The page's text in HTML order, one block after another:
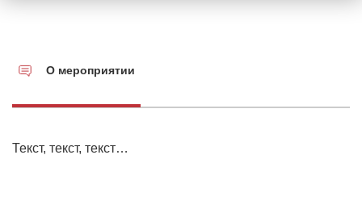
О мероприятии
Текст, текст, текст…